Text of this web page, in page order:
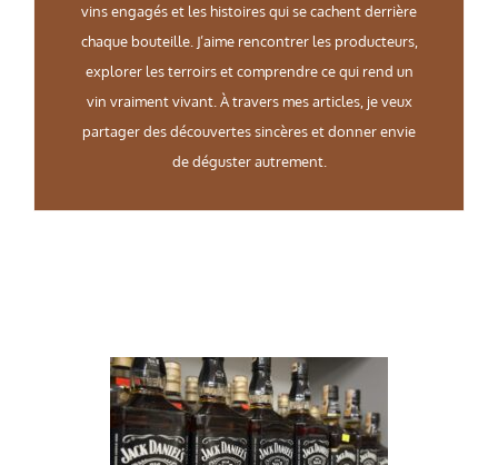
vins engagés et les histoires qui se cachent derrière
chaque bouteille. J’aime rencontrer les producteurs,
explorer les terroirs et comprendre ce qui rend un
vin vraiment vivant. À travers mes articles, je veux
partager des découvertes sincères et donner envie
de déguster autrement.